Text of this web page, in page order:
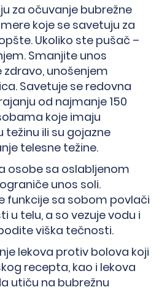
za očuvanje bubrežne
koje se savetuju za
Ukoliko ste pušač –
Smanjite unos
unošenjem
Savetuje se redovna
od najmanje 150
koje imaju
ili su gojazne
telesne težine.
osobe sa oslabljenom
unos soli.
funkcije sa sobom povlači
u telu, a so vezuje vodu i
viška tečnosti.
lekova protiv bolova koji
recepta, kao i lekova
utiču na bubrežnu